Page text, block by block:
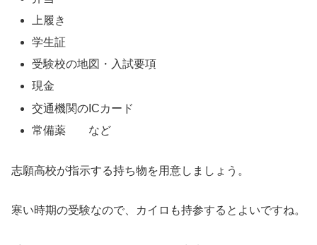
上履き
学生証
受験校の地図・入試要項
現金
交通機関のICカード
常備薬 など
志願高校が指示する持ち物を用意しましょう。
寒い時期の受験なので、カイロも持参するとよいですね。